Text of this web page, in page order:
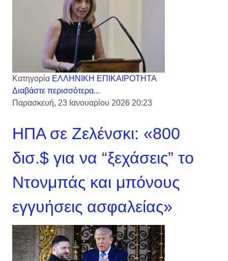
Κατηγορία ΕΛΛΗΝΙΚΗ ΕΠΙΚΑΙΡΟΤΗΤΑ
Διαβάστε περισσότερα...
Παρασκευή, 23 Ιανουαρίου 2026 20:23
ΗΠΑ σε Ζελένσκι: «800
δισ.$ για να “ξεχάσεις” το
Ντονμπάς και μπόνους
εγγυήσεις ασφαλείας»